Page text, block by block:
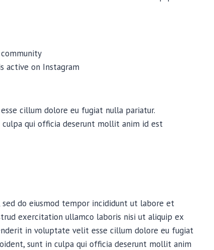
active on Instagram
cillum dolore eu fugiat nulla pariatur.
qui officia deserunt mollit anim id est
do eiusmod tempor incididunt ut labore et
exercitation ullamco laboris nisi ut aliquip ex
in voluptate velit esse cillum dolore eu fugiat
sunt in culpa qui officia deserunt mollit anim